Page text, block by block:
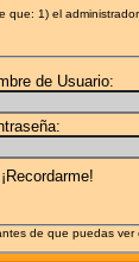
que: 1) el
de Usuario:
¡Recordarme!
de que puedas ver